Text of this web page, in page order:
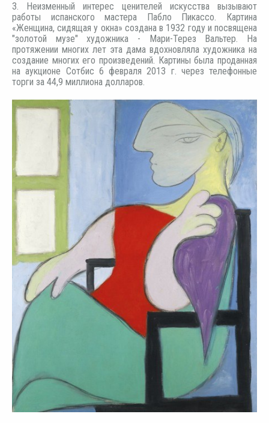
3. Неизменный интерес ценителей искусства вызывают
работы испанского мастера Пабло Пикассо. Картина
«Женщина, сидящая у окна» создана в 1932 году и посвящена
"золотой музе" художника - Мари-Терез Вальтер. На
протяжении многих лет эта дама вдохновляла художника на
создание многих его произведений. Картины была проданная
на аукционе Сотбис 6 февраля 2013 г. через телефонные
торги за 44,9 миллиона долларов.